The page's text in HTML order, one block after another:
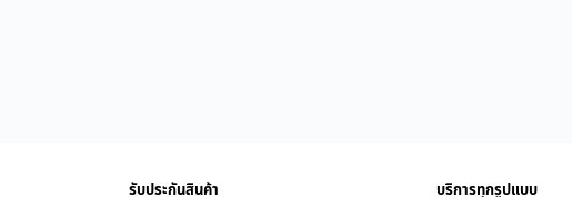
รับประกันสินค้า บริการทุกรูปแบบ